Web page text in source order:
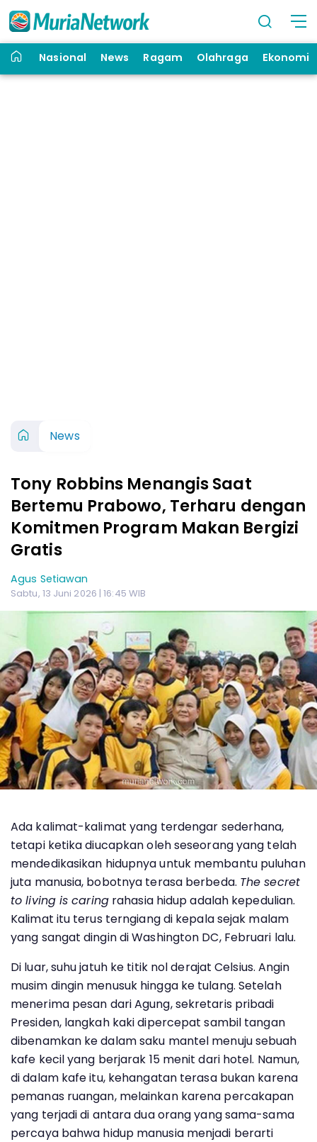
Nasional News Ragam Olahraga Ekonomi
News
Tony Robbins Menangis Saat
Bertemu Prabowo, Terharu dengan
Komitmen Program Makan Bergizi
Gratis
Agus Setiawan
Sabtu, 13 Juni 2026 | 16:45 WIB
Ada kalimat-kalimat yang terdengar sederhana,
tetapi ketika diucapkan oleh seseorang yang telah
mendedikasikan hidupnya untuk membantu puluhan
juta manusia, bobotnya terasa berbeda. The secret
to living is caringrahasia hidup adalah kepedulian.
Kalimat itu terus terngiang di kepala sejak malam
yang sangat dingin di Washington DC, Februari lalu.
Di luar, suhu jatuh ke titik nol derajat Celsius. Angin
musim dingin menusuk hingga ke tulang. Setelah
menerima pesan dari Agung, sekretaris pribadi
Presiden, langkah kaki dipercepat sambil tangan
dibenamkan ke dalam saku mantel menuju sebuah
kafe kecil yang berjarak 15 menit dari hotel. Namun,
di dalam kafe itu, kehangatan terasa bukan karena
pemanas ruangan, melainkan karena percakapan
yang terjadi di antara dua orang yang sama-sama
percaya bahwa hidup manusia menjadi berarti